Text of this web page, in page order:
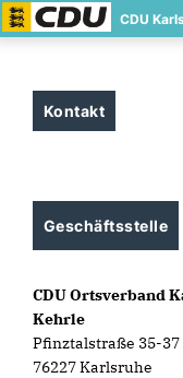
CDU
Kontakt
Geschäftsstelle
CDU Ortsverband
Kehrle
Pfinztalstraße 35-37
76227 Karlsruhe